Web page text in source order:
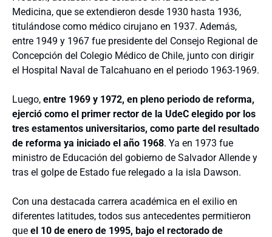
Medicina, que se extendieron desde 1930 hasta 1936,
titulándose como médico cirujano en 1937. Además,
entre 1949 y 1967 fue presidente del Consejo Regional de
Concepción del Colegio Médico de Chile, junto con dirigir
el Hospital Naval de Talcahuano en el periodo 1963-1969.
Luego, entre 1969 y 1972, en pleno periodo de reforma,
ejerció como el primer rector de la UdeC elegido por los
tres estamentos universitarios, como parte del resultado
de reforma ya iniciado el año 1968. Ya en 1973 fue
ministro de Educación del gobierno de Salvador Allende y
tras el golpe de Estado fue relegado a la isla Dawson.
Con una destacada carrera académica en el exilio en
diferentes latitudes, todos sus antecedentes permitieron
que el 10 de enero de 1995, bajo el rectorado de